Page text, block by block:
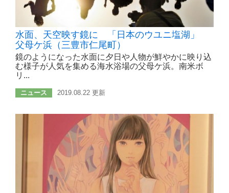
水面、天空映す鏡に 「日本のウユニ塩湖」
父母ケ浜（三豊市仁尾町）
鏡のようになった水面に夕日や人物が鮮やかに映り込
む様子が人気を集める海水浴場の父母ケ浜。南米ボ
リ...
ニュース 2019.08.22 更新